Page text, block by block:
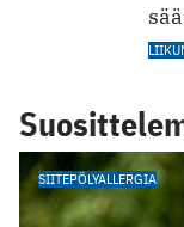
SIITEPÖLYALLERGIA